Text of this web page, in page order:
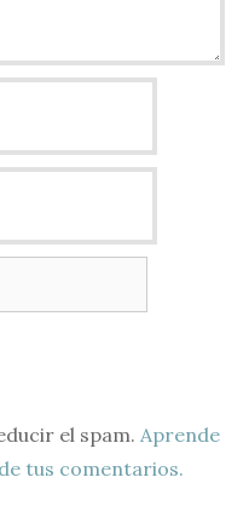
el spam. Aprende
tus comentarios.